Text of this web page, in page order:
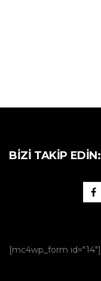
BIZI TAKIP EDIN:
[mc4wp_form id="14"]